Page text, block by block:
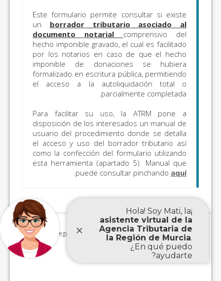
Este formulario permite consultar si existe
un borrador tributario asociado al
documento notarial comprensivo del
hecho imponible gravado, el cual es facilitado
por los notarios en caso de que el hecho
imponible de donaciones se hubiera
formalizado en escritura pública, permitiendo
el acceso a la autoliquidación total o
parcialmente completada.
Para facilitar su uso, la ATRM pone a
disposición de los interesados un manual de
usuario del procedimiento donde se detalla
el acceso y uso del borrador tributario así
como la confección del formulario utilizando
esta herramienta (apartado 5). Manual que
puede consultar pinchando aquí
Aviso Legal |Accesibilidad|Mapa Web|Protección de
datos personales